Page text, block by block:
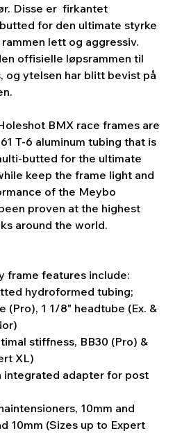
Disse er firkantet
for den ultimate styrke
lett og aggressiv.
offisielle løpsrammen til
og ytelsen har blitt bevist på
BMX race frames are
T-6 aluminum tubing that is
butted for the ultimate
keep the frame light and
of the Meybo
proven at the highest
around the world.
frame features include:
hydroformed tubing;
(Pro), 1 1/8" headtube (Ex. &
stiffness, BB30 (Pro) &
XL)
integrated adapter for post
10mm and
10mm (Sizes up to Expert